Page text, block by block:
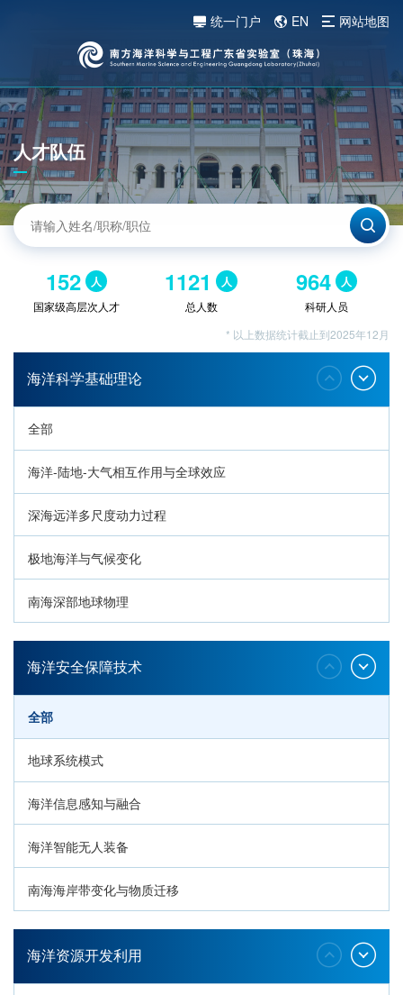
统一门户 EN 网站地图
人才队伍
152 人
国家级高层次人才
1121 人
总人数
964 人
科研人员
* 以上数据统计截止到2025年12月
海洋科学基础理论
全部
海洋-陆地-大气相互作用与全球效应
深海远洋多尺度动力过程
极地海洋与气候变化
南海深部地球物理
深海生命与生态过程
海洋安全保障技术
全部
地球系统模式
海洋信息感知与融合
海洋智能无人装备
南海海岸带变化与物质迁移
环南海地质过程与灾害响应
海洋资源开发利用